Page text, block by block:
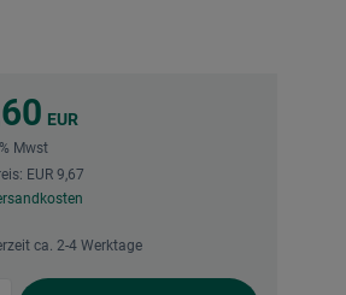
EUR
Mwst
EUR 9,67
ca. 2-4 Werktage